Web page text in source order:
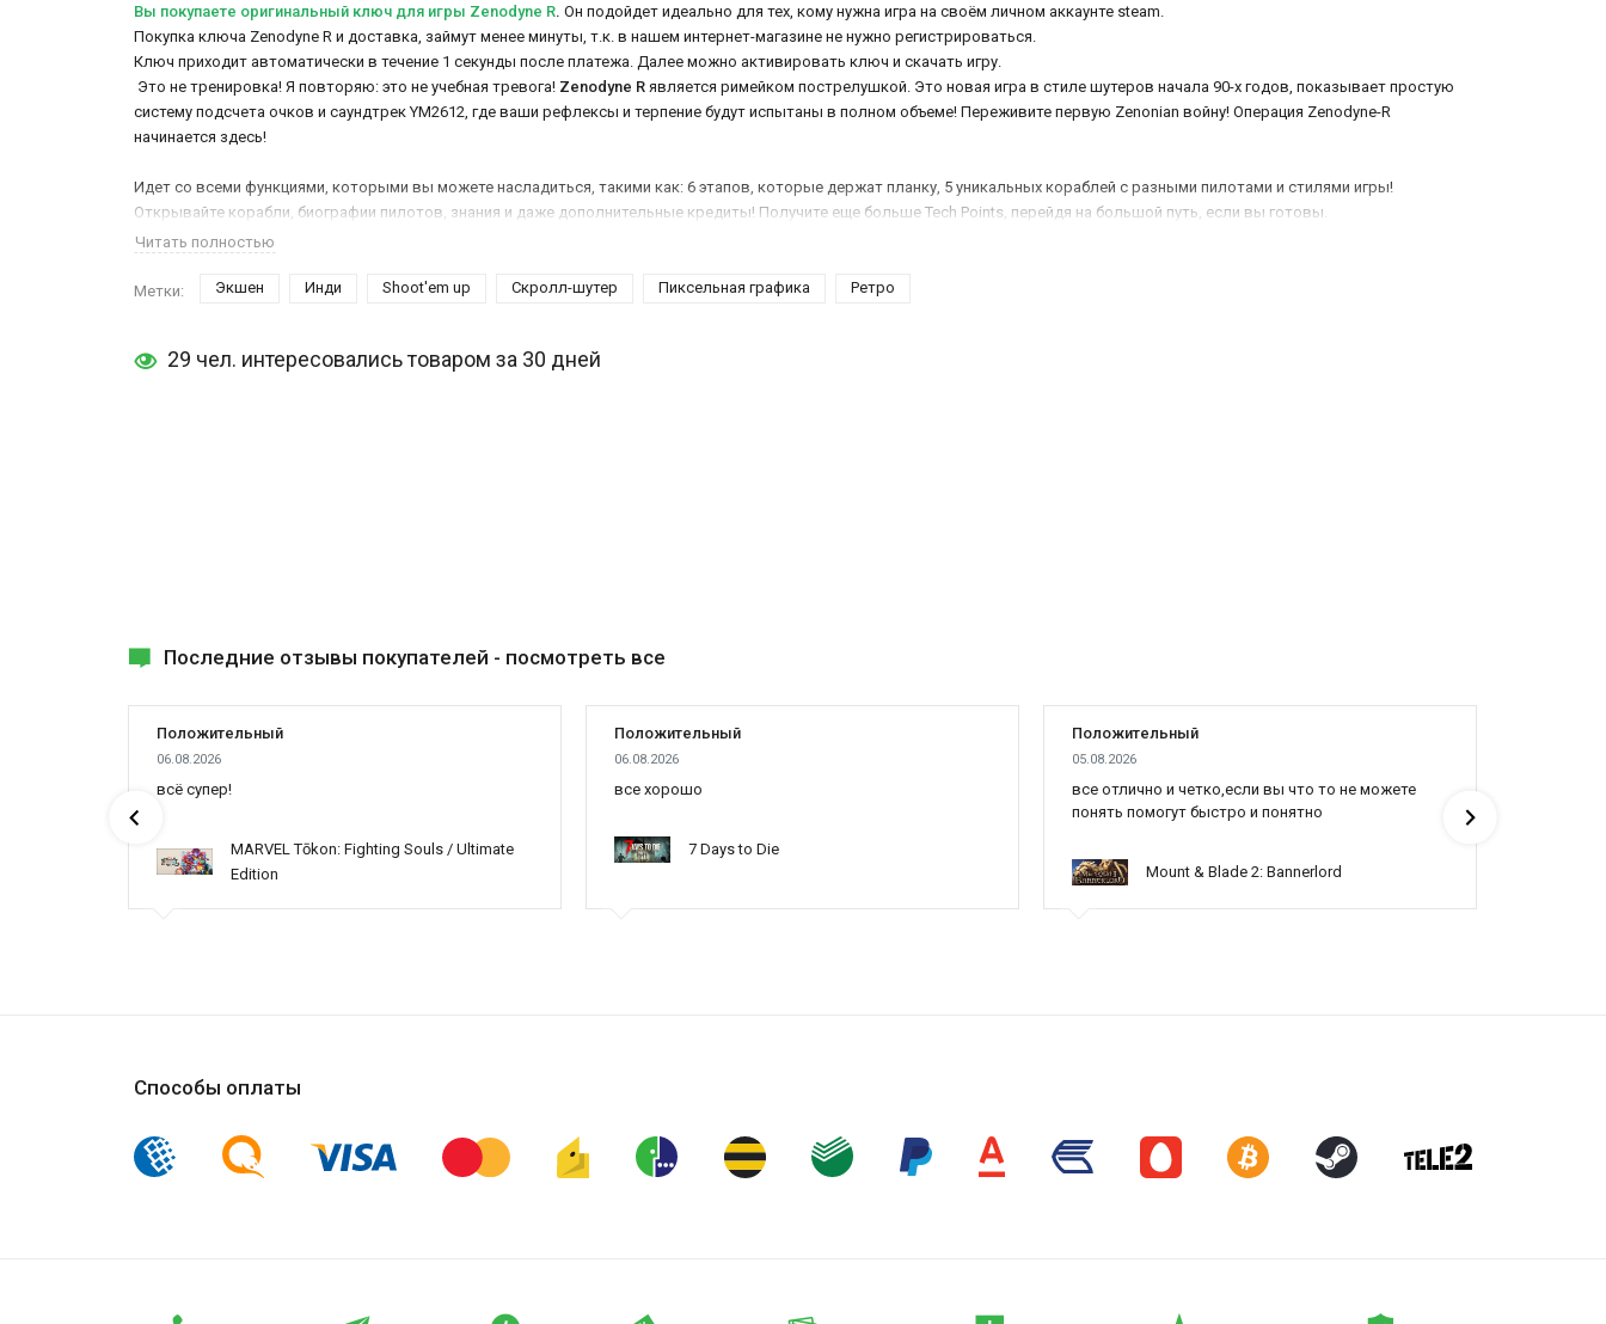
Вы покупаете оригинальный ключ для игры Zenodyne R. Он подойдет идеально для тех, кому нужна игра на своём личном аккаунте steam.
Покупка ключа Zenodyne R и доставка, займут менее минуты, т.к. в нашем интернет-магазине не нужно регистрироваться.
Ключ приходит автоматически в течение 1 секунды после платежа. Далее можно активировать ключ и скачать игру.
Это не тренировка! Я повторяю: это не учебная тревога! Zenodyne R является римейком пострелушкой. Это новая игра в стиле шутеров начала 90-х годов, показывает простую
систему подсчета очков и саундтрек YM2612, где ваши рефлексы и терпение будут испытаны в полном объеме! Переживите первую Zenonian войну! Операция Zenodyne-R
начинается здесь!
Идет со всеми функциями, которыми вы можете насладиться, такими как: 6 этапов, которые держат планку, 5 уникальных кораблей с разными пилотами и стилями игры!
Открывайте корабли, биографии пилотов, знания и даже дополнительные кредиты! Получите еще больше Tech Points, перейдя на большой путь, если вы готовы.
Читать полностью
Метки: Экшен Инди Shoot'em up Скролл-шутер Пиксельная графика Ретро
29 чел. интересовались товаром за 30 дней
Последние отзывы покупателей - посмотреть все
Положительный
06.08.2026
всё супер!
MARVEL Tōkon: Fighting Souls / Ultimate
Edition
Положительный
06.08.2026
все хорошо
7 Days to Die
Положительный
05.08.2026
все отлично и четко,если вы что то не можете
понять помогут быстро и понятно
Mount & Blade 2: Bannerlord
Способы оплаты